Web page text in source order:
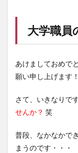
大学職員
あけましておめで
願い申し上げます！
さて、いきなりです
せんか？ 笑
普段、なかなかで
まうのです・・・